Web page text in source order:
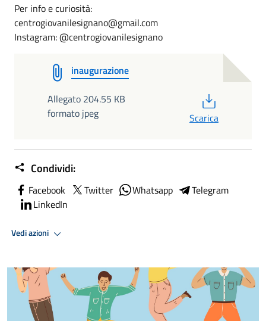
Per info e curiosità:
centrogiovanilesignano@gmail.com
Instagram: @centrogiovanilesignano
inaugurazione
Allegato 204.55 KB
formato jpeg
Scarica
Condividi:
Facebook Twitter Whatsapp
Telegram
LinkedIn
Vedi azioni